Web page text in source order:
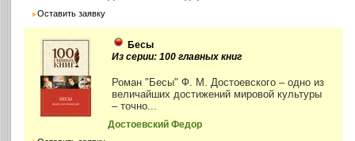
Оставить заявку
Бесы
Из серии: 100 главных книг
Роман "Бесы" Ф. М. Достоевского – одно из
величайших достижений мировой культуры
– точно...
Достоевский Федор